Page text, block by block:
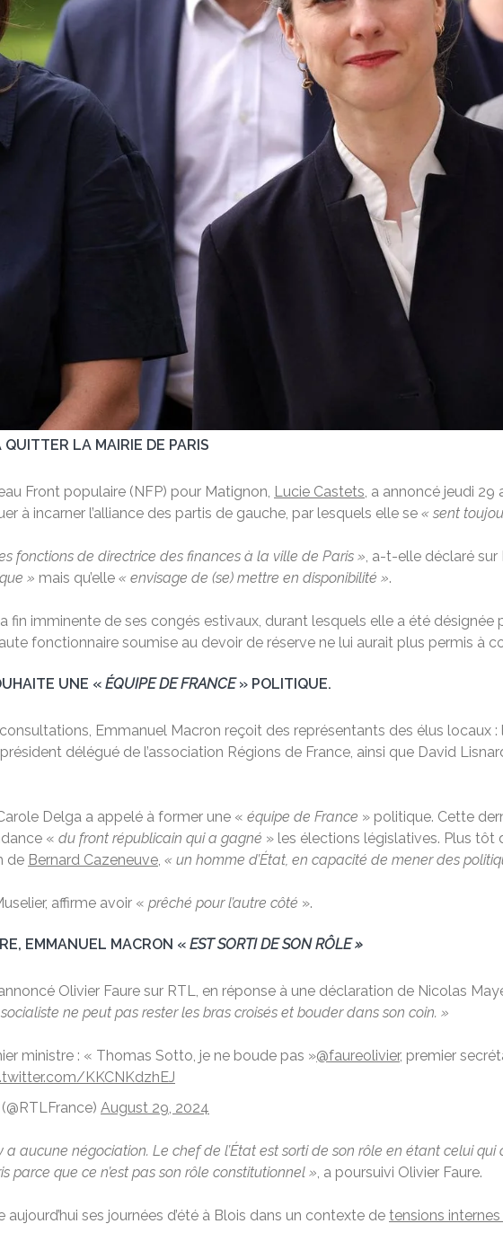
LA MAIRIE DE PARIS
Front populaire (NFP) pour Matignon, Lucie Castets , a annoncé jeudi 29
à incarner l’alliance des partis de gauche, par lesquels elle se « sent
fonctions de directrice des finances à la ville de Paris » , a-t-elle déclaré
» mais qu’elle « envisage de (se) mettre en disponibilité ».
fin imminente de ses congés estivaux, durant lesquels elle a été
fonctionnaire soumise au devoir de réserve ne lui aurait plus permis à
UNE « ÉQUIPE DE FRANCE» POLITIQUE.
Emmanuel Macron reçoit des représentants des élus locaux
délégué de l’association Régions de France, ainsi que David
Delga a appelé à former une « équipe de France » politique. Cette
« du front républicain qui a gagné » les élections législatives. Plus tôt
de Bernard Cazeneuve « un homme d’État, en capacité de mener des
affirme avoir « prêché pour l’autre côté ».
EMMANUEL MACRON « EST SORTI DE SON RÔLE »
annoncé Olivier Faure sur RTL, en réponse à une déclaration de Nicolas
ne peut pas rester les bras croisés et bouder dans son coin. »
ministre : « Thomas Sotto, je ne boude pas »@faureolivier, premier
KKCNKdzhEJ
August 29, 2024
a aucune négociation. Le chef de l’État est sorti de son rôle en étant celui
parce que ce n’est pas son rôle constitutionnel » , a poursuivi Olivier Faure.
ses journées d’été à Blois dans un contexte de tensions